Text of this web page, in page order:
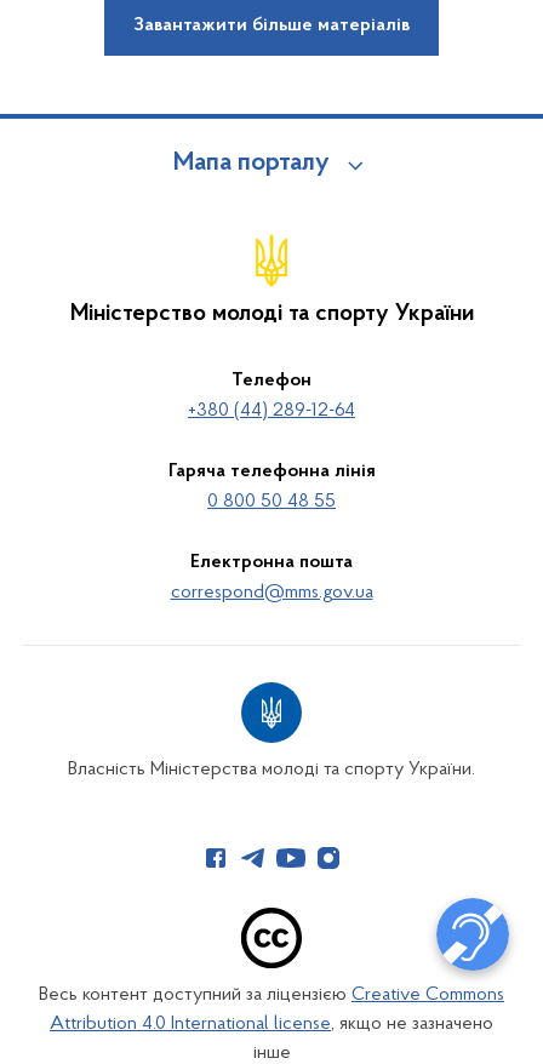
Завантажити більше матеріалів
Мапа порталу
Міністерство молоді та спорту України
Телефон
+380 (44) 289-12-64
Гаряча телефонна лінія
0 800 50 48 55
Електронна пошта
correspond@mms.gov.ua
Власність Міністерства молоді та спорту України.
Весь контент доступний за ліцензією Creative Commons
Attribution 4.0 International license, якщо не зазначено
інше